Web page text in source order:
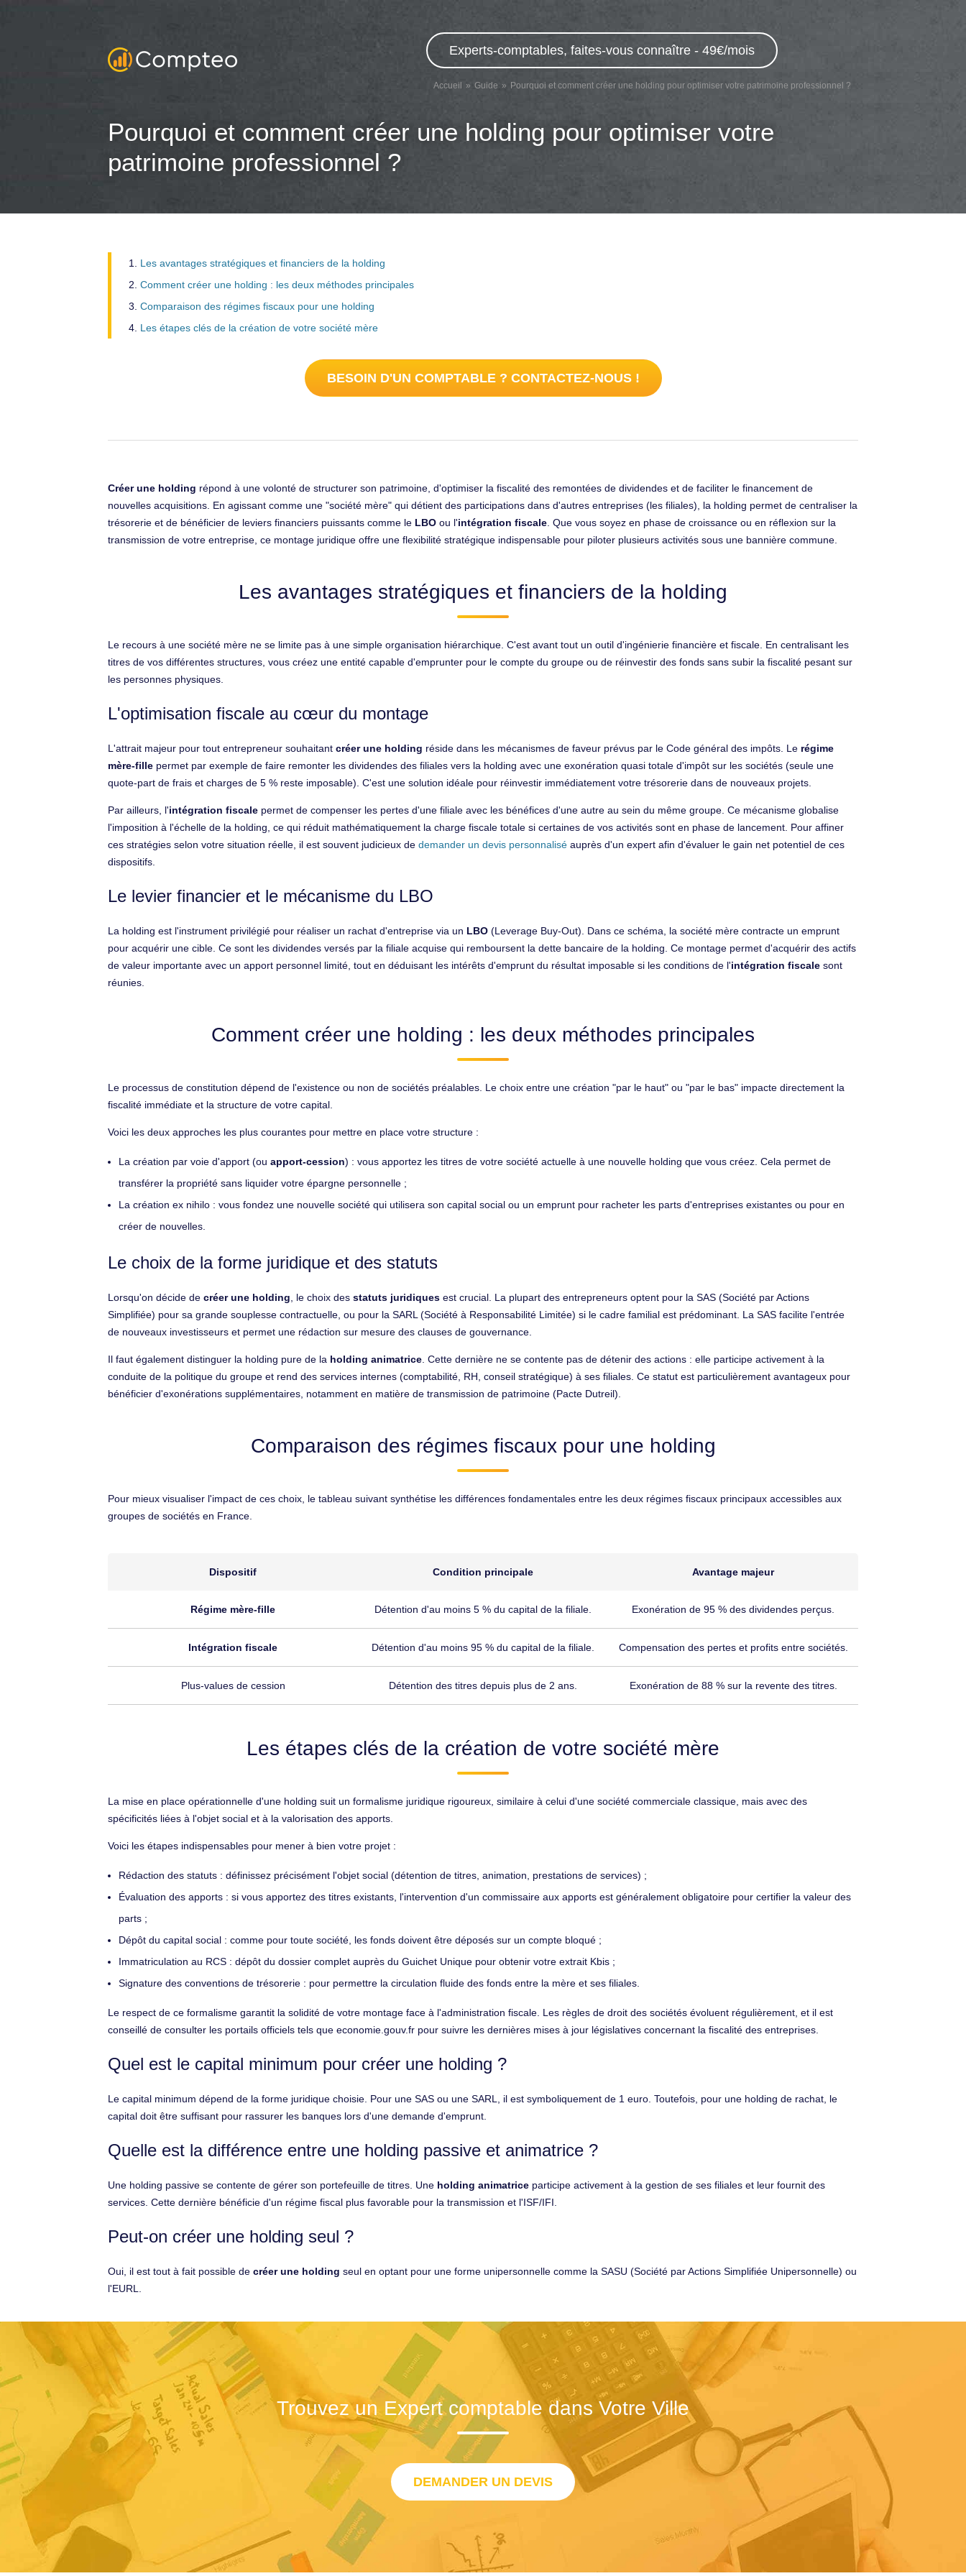
Experts-comptables, faites-vous connaître - 49€/mois
Accueil Guide Pourquoi et comment créer une holding pour optimiser votre patrimoine professionnel ?
Pourquoi et comment créer une holding pour optimiser votre
patrimoine professionnel ?
Les avantages stratégiques et financiers de la holding
Comment créer une holding : les deux méthodes principales
Comparaison des régimes fiscaux pour une holding
Les étapes clés de la création de votre société mère
BESOIN D'UN COMPTABLE ? CONTACTEZ-NOUS !
Créer une holding répond à une volonté de structurer son patrimoine, d'optimiser la fiscalité des remontées de dividendes et de faciliter le financement de
nouvelles acquisitions. En agissant comme une "société mère" qui détient des participations dans d'autres entreprises (les filiales), la holding permet de centraliser la
trésorerie et de bénéficier de leviers financiers puissants comme le LBO ou l'intégration fiscale . Que vous soyez en phase de croissance ou en réflexion sur la
transmission de votre entreprise, ce montage juridique offre une flexibilité stratégique indispensable pour piloter plusieurs activités sous une bannière commune.
Les avantages stratégiques et financiers de la holding
Le recours à une société mère ne se limite pas à une simple organisation hiérarchique. C'est avant tout un outil d'ingénierie financière et fiscale. En centralisant les
titres de vos différentes structures, vous créez une entité capable d'emprunter pour le compte du groupe ou de réinvestir des fonds sans subir la fiscalité pesant sur
les personnes physiques.
L'optimisation fiscale au cœur du montage
L'attrait majeur pour tout entrepreneur souhaitant créer une holding réside dans les mécanismes de faveur prévus par le Code général des impôts. Le régime
mère-fille permet par exemple de faire remonter les dividendes des filiales vers la holding avec une exonération quasi totale d'impôt sur les sociétés (seule une
quote-part de frais et charges de 5 % reste imposable). C'est une solution idéale pour réinvestir immédiatement votre trésorerie dans de nouveaux projets.
Par ailleurs, l'intégration fiscale permet de compenser les pertes d'une filiale avec les bénéfices d'une autre au sein du même groupe. Ce mécanisme globalise
l'imposition à l'échelle de la holding, ce qui réduit mathématiquement la charge fiscale totale si certaines de vos activités sont en phase de lancement. Pour affiner
ces stratégies selon votre situation réelle, il est souvent judicieux de demander un devis personnalisé auprès d'un expert afin d'évaluer le gain net potentiel de ces
dispositifs.
Le levier financier et le mécanisme du LBO
La holding est l'instrument privilégié pour réaliser un rachat d'entreprise via un LBO (Leverage Buy-Out). Dans ce schéma, la société mère contracte un emprunt
pour acquérir une cible. Ce sont les dividendes versés par la filiale acquise qui remboursent la dette bancaire de la holding. Ce montage permet d'acquérir des actifs
de valeur importante avec un apport personnel limité, tout en déduisant les intérêts d'emprunt du résultat imposable si les conditions de l'intégration fiscale sont
réunies.
Comment créer une holding : les deux méthodes principales
Le processus de constitution dépend de l'existence ou non de sociétés préalables. Le choix entre une création "par le haut" ou "par le bas" impacte directement la
fiscalité immédiate et la structure de votre capital.
Voici les deux approches les plus courantes pour mettre en place votre structure :
La création par voie d'apport (ou apport-cession) : vous apportez les titres de votre société actuelle à une nouvelle holding que vous créez. Cela permet de
transférer la propriété sans liquider votre épargne personnelle ;
La création ex nihilo : vous fondez une nouvelle société qui utilisera son capital social ou un emprunt pour racheter les parts d'entreprises existantes ou pour en
créer de nouvelles.
Le choix de la forme juridique et des statuts
Lorsqu'on décide de créer une holding , le choix des statuts juridiques est crucial. La plupart des entrepreneurs optent pour la SAS (Société par Actions
Simplifiée) pour sa grande souplesse contractuelle, ou pour la SARL (Société à Responsabilité Limitée) si le cadre familial est prédominant. La SAS facilite l'entrée
de nouveaux investisseurs et permet une rédaction sur mesure des clauses de gouvernance.
Il faut également distinguer la holding pure de la holding animatrice . Cette dernière ne se contente pas de détenir des actions : elle participe activement à la
conduite de la politique du groupe et rend des services internes (comptabilité, RH, conseil stratégique) à ses filiales. Ce statut est particulièrement avantageux pour
bénéficier d'exonérations supplémentaires, notamment en matière de transmission de patrimoine (Pacte Dutreil).
Comparaison des régimes fiscaux pour une holding
Pour mieux visualiser l'impact de ces choix, le tableau suivant synthétise les différences fondamentales entre les deux régimes fiscaux principaux accessibles aux
groupes de sociétés en France.
Dispositif Condition principale Avantage majeur
Régime mère-fille Détention d'au moins 5 % du capital de la filiale. Exonération de 95 % des dividendes perçus.
Intégration fiscale Détention d'au moins 95 % du capital de la filiale. Compensation des pertes et profits entre sociétés.
Plus-values de cession Détention des titres depuis plus de 2 ans. Exonération de 88 % sur la revente des titres.
Les étapes clés de la création de votre société mère
La mise en place opérationnelle d'une holding suit un formalisme juridique rigoureux, similaire à celui d'une société commerciale classique, mais avec des
spécificités liées à l'objet social et à la valorisation des apports.
Voici les étapes indispensables pour mener à bien votre projet :
Rédaction des statuts : définissez précisément l'objet social (détention de titres, animation, prestations de services) ;
Évaluation des apports : si vous apportez des titres existants, l'intervention d'un commissaire aux apports est généralement obligatoire pour certifier la valeur des
parts ;
Dépôt du capital social : comme pour toute société, les fonds doivent être déposés sur un compte bloqué ;
Immatriculation au RCS : dépôt du dossier complet auprès du Guichet Unique pour obtenir votre extrait Kbis ;
Signature des conventions de trésorerie : pour permettre la circulation fluide des fonds entre la mère et ses filiales.
Le respect de ce formalisme garantit la solidité de votre montage face à l'administration fiscale. Les règles de droit des sociétés évoluent régulièrement, et il est
conseillé de consulter les portails officiels tels que economie.gouv.fr pour suivre les dernières mises à jour législatives concernant la fiscalité des entreprises.
Quel est le capital minimum pour créer une holding ?
Le capital minimum dépend de la forme juridique choisie. Pour une SAS ou une SARL, il est symboliquement de 1 euro. Toutefois, pour une holding de rachat, le
capital doit être suffisant pour rassurer les banques lors d'une demande d'emprunt.
Quelle est la différence entre une holding passive et animatrice ?
Une holding passive se contente de gérer son portefeuille de titres. Une holding animatrice participe activement à la gestion de ses filiales et leur fournit des
services. Cette dernière bénéficie d'un régime fiscal plus favorable pour la transmission et l'ISF/IFI.
Peut-on créer une holding seul ?
Oui, il est tout à fait possible de créer une holding seul en optant pour une forme unipersonnelle comme la SASU (Société par Actions Simplifiée Unipersonnelle) ou
l'EURL.
Trouvez un Expert comptable dans Votre Ville
DEMANDER UN DEVIS